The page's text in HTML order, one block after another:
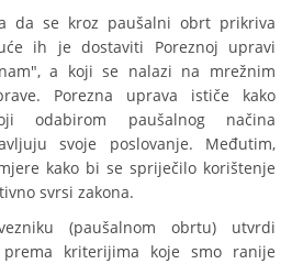
da se kroz paušalni obrt prikriva
ih je dostaviti Poreznoj upravi
a koji se nalazi na mrežnim
Porezna uprava ističe kako
odabirom paušalnog načina
svoje poslovanje. Međutim,
kako bi se spriječilo korištenje
svrsi zakona.
(paušalnom obrtu) utvrdi
kriterijima koje smo ranije